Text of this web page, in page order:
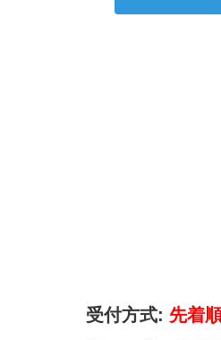
受付方式: 先着